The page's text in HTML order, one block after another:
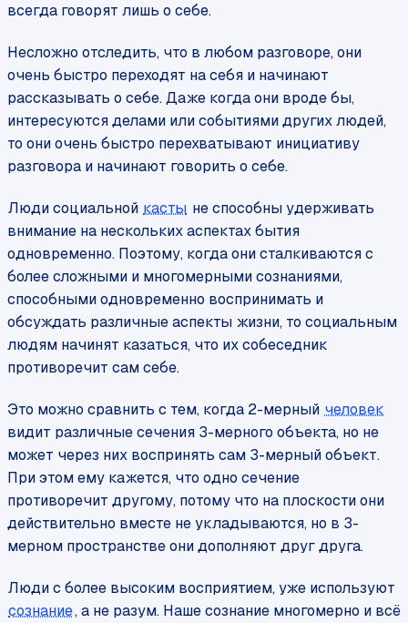
всегда говорят лишь о себе.
Несложно отследить, что в любом разговоре, они
очень быстро переходят на себя и начинают
рассказывать о себе. Даже когда они вроде бы,
интересуются делами или событиями других людей,
то они очень быстро перехватывают инициативу
разговора и начинают говорить о себе.
Люди социальной касты не способны удерживать
внимание на нескольких аспектах бытия
одновременно. Поэтому, когда они сталкиваются с
более сложными и многомерными сознаниями,
способными одновременно воспринимать и
обсуждать различные аспекты жизни, то социальным
людям начинят казаться, что их собеседник
противоречит сам себе.
Это можно сравнить с тем, когда 2-мерный человек
видит различные сечения 3-мерного объекта, но не
может через них воспринять сам 3-мерный объект.
При этом ему кажется, что одно сечение
противоречит другому, потому что на плоскости они
действительно вместе не укладываются, но в 3-
мерном пространстве они дополняют друг друга.
Люди с более высоким восприятием, уже используют
сознание, а не разум. Наше сознание многомерно и всё